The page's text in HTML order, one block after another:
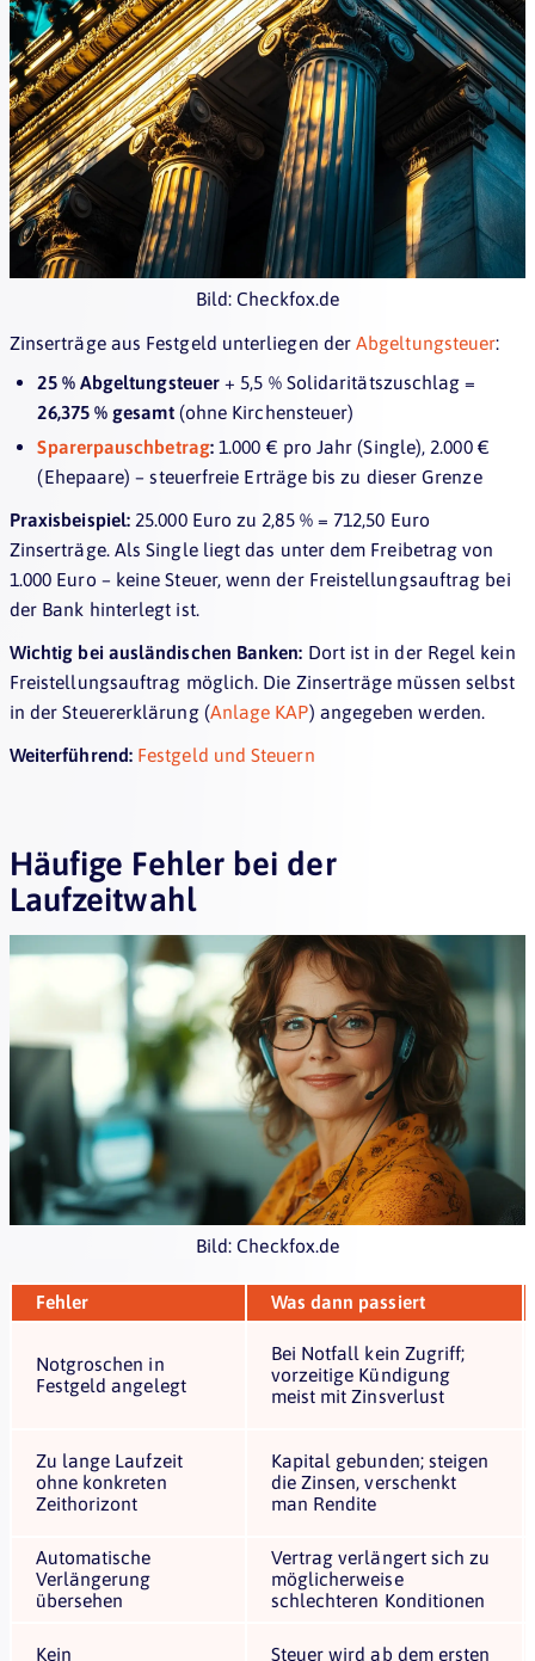
Bild: Checkfox.de
Zinserträge aus Festgeld unterliegen derAbgeltungsteuer:
25 % Abgeltungsteuer + 5,5 % Solidaritätszuschlag =
26,375 % gesamt(ohne Kirchensteuer)
Sparerpauschbetrag:1.000 € pro Jahr (Single), 2.000 €
(Ehepaare) – steuerfreie Erträge bis zu dieser Grenze
Praxisbeispiel: 25.000 Euro zu 2,85 % = 712,50 Euro
Zinserträge. Als Single liegt das unter dem Freibetrag von
1.000 Euro – keine Steuer, wenn der Freistellungsauftrag bei
der Bank hinterlegt ist.
Wichtig bei ausländischen Banken: Dort ist in der Regel kein
Freistellungsauftrag möglich. Die Zinserträge müssen selbst
in der Steuererklärung (Anlage KAP) angegeben werden.
Weiterführend:Festgeld und Steuern
Häufige Fehler bei der
Laufzeitwahl
Bild: Checkfox.de
Fehler Was dann passiert
Notgroschen in
Festgeld angelegt
Bei Notfall kein Zugriff;
vorzeitige Kündigung
meist mit Zinsverlust
Zu lange Laufzeit
ohne konkreten
Zeithorizont
Kapital gebunden; steigen
die Zinsen, verschenkt
man Rendite
Automatische
Verlängerung
übersehen
Vertrag verlängert sich zu
möglicherweise
schlechteren Konditionen
Kein Steuer wird ab dem ersten